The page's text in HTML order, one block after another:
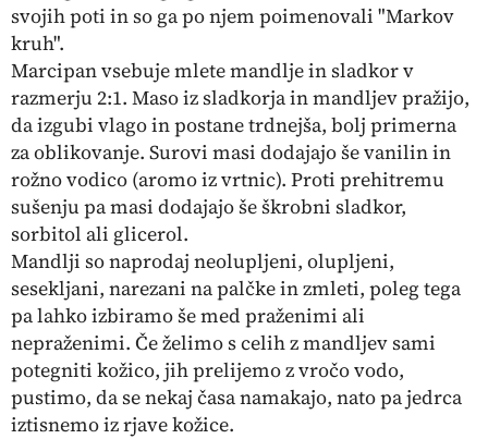
svojih poti in so ga po njem poimenovali "Markov
kruh".
Marcipan vsebuje mlete mandlje in sladkor v
razmerju 2:1. Maso iz sladkorja in mandljev pražijo,
da izgubi vlago in postane trdnejša, bolj primerna
za oblikovanje. Surovi masi dodajajo še vanilin in
rožno vodico (aromo iz vrtnic). Proti prehitremu
sušenju pa masi dodajajo še škrobni sladkor,
sorbitol ali glicerol.
Mandlji so naprodaj neolupljeni, olupljeni,
sesekljani, narezani na palčke in zmleti, poleg tega
pa lahko izbiramo še med praženimi ali
nepraženimi. Če želimo s celih z mandljev sami
potegniti kožico, jih prelijemo z vročo vodo,
pustimo, da se nekaj časa namakajo, nato pa jedrca
iztisnemo iz rjave kožice.